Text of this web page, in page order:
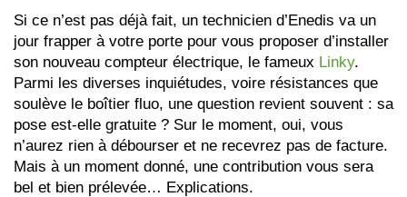
Si ce n’est pas déjà fait, un technicien d’Enedis va un
jour frapper à votre porte pour vous proposer d’installer
son nouveau compteur électrique, le fameux Linky.
Parmi les diverses inquiétudes, voire résistances que
soulève le boîtier fluo, une question revient souvent : sa
pose est-elle gratuite ? Sur le moment, oui, vous
n’aurez rien à débourser et ne recevrez pas de facture.
Mais à un moment donné, une contribution vous sera
bel et bien prélevée… Explications.